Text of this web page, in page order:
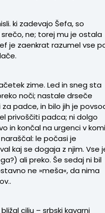
ki zadevajo Šefa, so
ne; torej mu je ostala
je zaenkrat razumel vse
zime. Led in sneg sta
noči; nastale drseče
padce, in bilo jih je
privoščiti padca; ni dolgo
in končal na urgenci v
le počasi je
kaj se dogaja z njim. Vse
ali preko. Še sedaj ni bil
ne »meša«, da nima
cilju – srbski kavarni